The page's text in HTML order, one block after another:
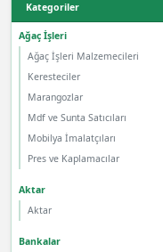
Kategoriler
Ağaç İşleri
Ağaç İşleri Malzemecileri
Keresteciler
Marangozlar
Mdf ve Sunta Satıcıları
Mobilya İmalatçıları
Pres ve Kaplamacılar
Aktar
Aktar
Bankalar